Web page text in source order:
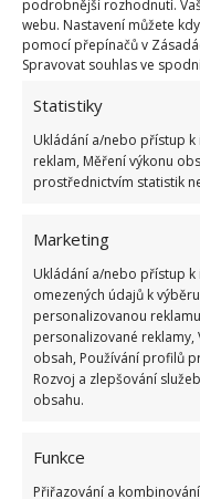
podrobnější rozhodnutí.
webu. Nastavení můžete
pomocí přepínačů v
Spravovat souhlas ve
Statistiky
Ukládání a/nebo přístup k
reklam, Měření výkonu
prostřednictvím statistik
Marketing
Ukládání a/nebo přístup
omezených údajů k
personalizovanou
personalizované
obsah, Používání profilů
Rozvoj a zlepšování
obsahu.
Funkce
Přiřazování a
hortenzie, borůvky,
je však droždí
stránkaProŽeny
chrom, měď,
kyseliny, říká
všechno z něj dělá